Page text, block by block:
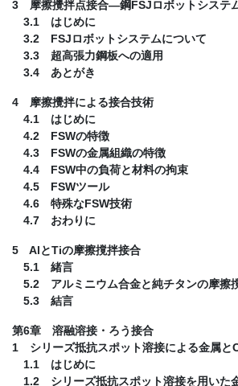
3 摩擦攪拌点接合―鋼FSJロボットシステ
3.1 はじめに
3.2 FSJロボットシステムについて
3.3 超高張力鋼板への適用
3.4 あとがき
4 摩擦攪拌による接合技術
4.1 はじめに
4.2 FSWの特徴
4.3 FSWの金属組織の特徴
4.4 FSW中の負荷と材料の拘束
4.5 FSWツール
4.6 特殊なFSW技術
4.7 おわりに
5 AlとTiの摩擦撹拌接合
5.1 緒言
5.2 アルミニウム合金と純チタンの摩擦
5.3 結言
第6章 溶融溶接・ろう接合
1 シリーズ抵抗スポット溶接による金属と
1.1 はじめに
1.2 シリーズ抵抗スポット溶接を用いた